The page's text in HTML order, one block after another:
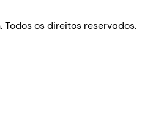
os direitos reservados.